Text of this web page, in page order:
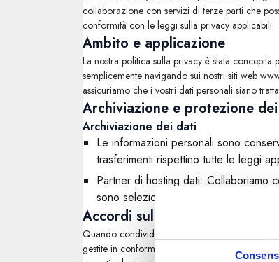
collaborazione con servizi di terze parti che
conformità con le leggi sulla privacy applicabili.
Ambito e applicazione
La nostra politica sulla privacy è stata
semplicemente navigando sui nostri siti web
assicuriamo che i vostri dati personali siano
Archiviazione e protezione
Archiviazione dei dati
Le informazioni personali sono
trasferimenti rispettino tutte le leggi
Partner di hosting dati: Collaboriamo
sono selezionati in base alla loro
Accordi sul trattamento dei dati
Quando condividiamo i vostri dati con fornitori
gestite in conformità al GDPR e ad altre leggi